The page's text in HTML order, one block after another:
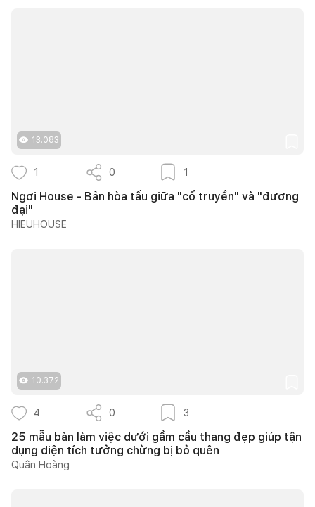
13.083
1 0 1
Ngơi House - Bản hòa tấu giữa "cổ truyền" và "đương
đại"
HIEUHOUSE
10.372
4 0 3
25 mẫu bàn làm việc dưới gầm cầu thang đẹp giúp tận
dụng diện tích tưởng chừng bị bỏ quên
Quân Hoàng